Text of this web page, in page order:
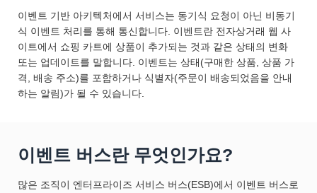
이벤트 기반 아키텍처에서 서비스는 동기식 요청이 아닌 비동기
식 이벤트 처리를 통해 통신합니다. 이벤트란 전자상거래 웹 사
이트에서 쇼핑 카트에 상품이 추가되는 것과 같은 상태의 변화
또는 업데이트를 말합니다. 이벤트는 상태(구매한 상품, 상품 가
격, 배송 주소)를 포함하거나 식별자(주문이 배송되었음을 안내
하는 알림)가 될 수 있습니다.
이벤트 버스란 무엇인가요?
많은 조직이 엔터프라이즈 서비스 버스(ESB)에서 이벤트 버스로